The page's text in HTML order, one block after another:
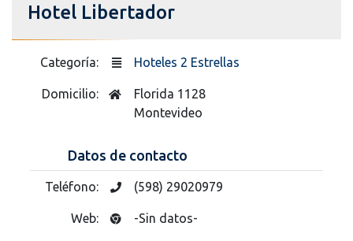
Hotel Libertador
Categoría: Hoteles 2 Estrellas
Domicilio:
Florida 1128
Montevideo
Datos de contacto
Teléfono: (598) 29020979
Web: -Sin datos-